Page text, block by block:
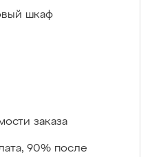
шкаф
заказа
90% после